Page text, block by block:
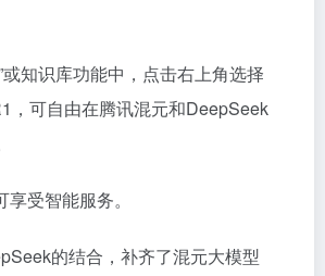
或知识库功能中，点击右上角选择
，可自由在腾讯混元和DeepSeek
受智能服务。
的结合，补齐了混元大模型